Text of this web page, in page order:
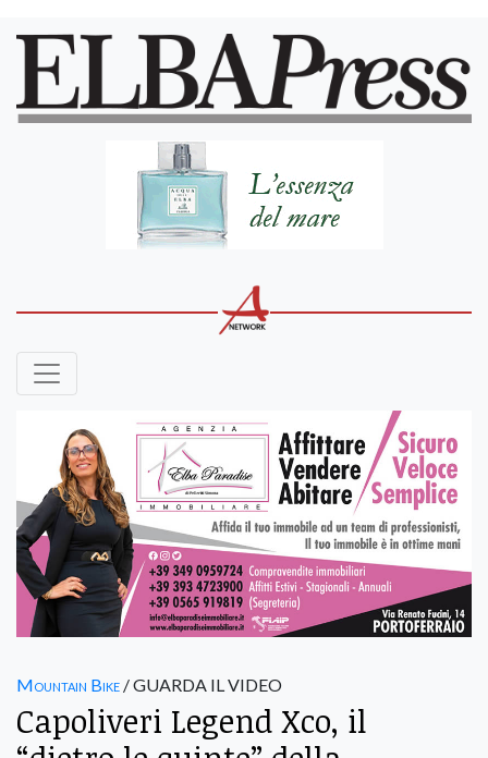
Mountain Bike / GUARDA IL VIDEO
Capoliveri Legend Xco, il